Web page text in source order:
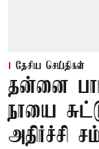
தேசிய செய்திகள்
தன்னை
நாயை
அதிர்ச்சி